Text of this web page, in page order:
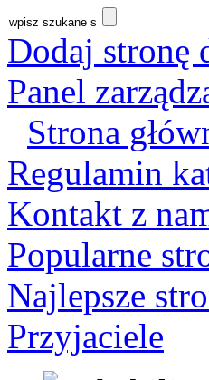
Dodaj stronę
Panel
Strona
Regulamin
Kontakt z
Popularne
Najlepsze
Przyjaciele